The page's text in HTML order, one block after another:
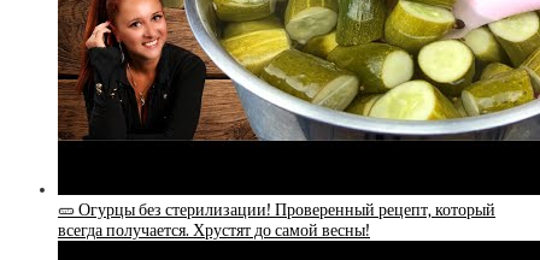
🥒 Огурцы без стерилизации! Проверенный рецепт, который
всегда получается. Хрустят до самой весны!